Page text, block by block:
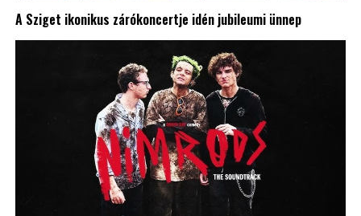
A Sziget ikonikus zárókoncertje idén jubileumi ünnep